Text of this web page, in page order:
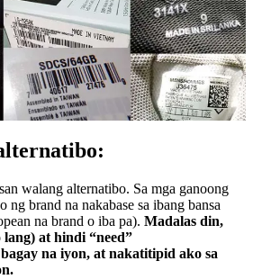
walang alternatibo. Sa mga ganoong
brand na nakabase sa ibang bansa
na brand o iba pa). Madalas din,
at hindi “need”
na iyon, at nakatitipid ako sa